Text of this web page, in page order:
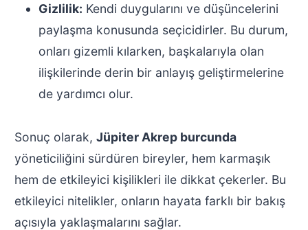
Gizlilik: Kendi duygularını ve düşüncelerini
paylaşma konusunda seçicidirler. Bu durum,
onları gizemli kılarken, başkalarıyla olan
ilişkilerinde derin bir anlayış geliştirmelerine
de yardımcı olur.
Sonuç olarak, Jüpiter Akrep burcunda
yöneticiliğini sürdüren bireyler, hem karmaşık
hem de etkileyici kişilikleri ile dikkat çekerler. Bu
etkileyici nitelikler, onların hayata farklı bir bakış
açısıyla yaklaşmalarını sağlar.